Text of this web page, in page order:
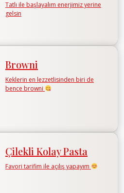
Tatlı ile başlayalım enerjimiz yerine
gelsin
Browni
Keklerin en lezzetlisinden biri de
bence browni
Çilekli Kolay Pasta
Favori tarifim ile açılış yapayım